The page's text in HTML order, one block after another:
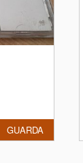
GUARDA